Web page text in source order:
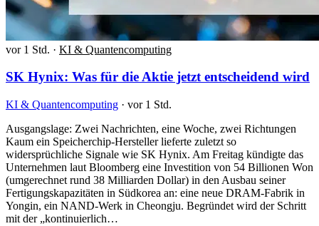
vor 1 Std. · KI & Quantencomputing
SK Hynix: Was für die Aktie jetzt entscheidend wird
KI & Quantencomputing · vor 1 Std.
Ausgangslage: Zwei Nachrichten, eine Woche, zwei Richtungen
Kaum ein Speicherchip-Hersteller lieferte zuletzt so
widersprüchliche Signale wie SK Hynix. Am Freitag kündigte das
Unternehmen laut Bloomberg eine Investition von 54 Billionen Won
(umgerechnet rund 38 Milliarden Dollar) in den Ausbau seiner
Fertigungskapazitäten in Südkorea an: eine neue DRAM-Fabrik in
Yongin, ein NAND-Werk in Cheongju. Begründet wird der Schritt
mit der „kontinuierlich…